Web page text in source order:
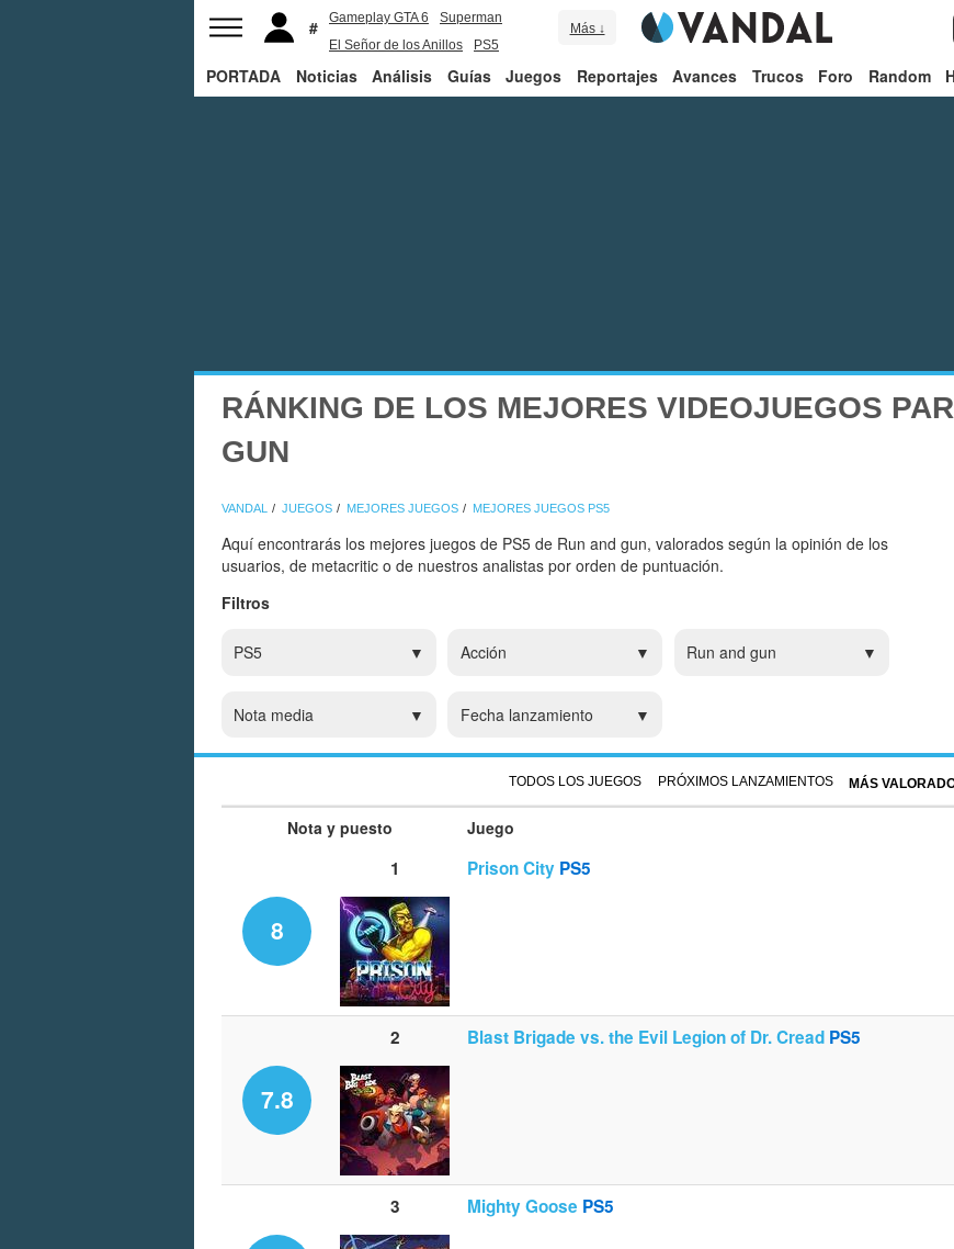
Gameplay GTA 6
Superman
El Señor de los Anillos
PS5
Más ↓
PORTADA Noticias Análisis Guías Juegos Reportajes Avances Trucos Foro Random
RÁNKING DE LOS MEJORES VIDEOJUEGOS
GUN
VANDAL JUEGOS MEJORES JUEGOS MEJORES JUEGOS PS5
Aquí encontrarás los mejores juegos de PS5 de Run and gun, valorados según la opinión de los
usuarios, de metacritic o de nuestros analistas por orden de puntuación.
Filtros
PS5 Acción Run and gun
Nota media Fecha lanzamiento
TODOS LOS JUEGOS PRÓXIMOS LANZAMIENTOS MÁS
Nota y puesto Juego
1 Prison City PS5
8
2 Blast Brigade vs. the Evil Legion of Dr. Cread PS5
7.8
3 Mighty Goose PS5